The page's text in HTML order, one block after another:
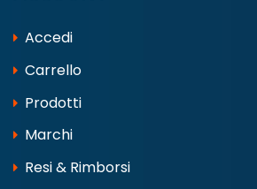
Accedi
Carrello
Prodotti
Marchi
Resi & Rimborsi